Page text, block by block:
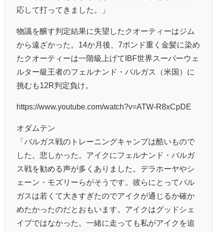
応して打ってきました。」
物議を醸す判定結果に失望したクオーティーはジム
から遠ざかった。14か月後、7ポンド重く金髪に染め
たクオーティーは一階級上げてIBF世界スーパーウェ
ルター級王者のフェルナンド・バルガス（米国）に
挑むも12R判定負け。
https://www.youtube.com/watch?v=ATW-R8xCpDE
オダムテン
「バルガス戦のトレーニングキャンプは酷いもので
した。悲しかった。アイクにフェルナンド・バルガ
ス戦を勧める声が多くありました。デラホーヤやシ
ェーン・モズリーらがそうです。彼らにとってバル
ガスは若くて大きすぎたのでアイクが通じるか確か
めたかったのだとおもいます。アイクはグッドシェ
イプではなかった。一緒に走っても私がアイクを追